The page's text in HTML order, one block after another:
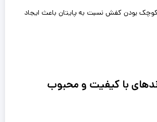
کوچک بودن کفش نسبت به پایتان باعث ایجاد
با کیفیت و محبوب